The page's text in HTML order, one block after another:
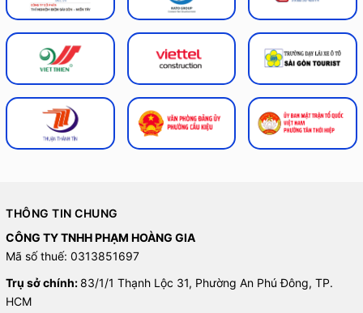
THÔNG TIN CHUNG
CÔNG TY TNHH PHẠM HOÀNG GIA
Mã số thuế: 0313851697
Trụ sở chính: 83/1/1 Thạnh Lộc 31, Phường An Phú Đông, TP.
HCM